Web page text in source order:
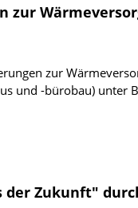
zur
zur
und -bürobau) unter
der Zukunft"